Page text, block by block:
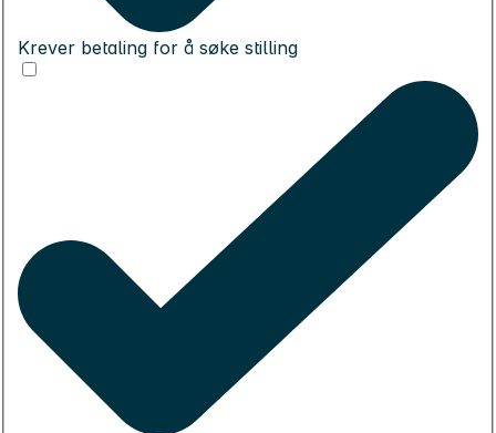
Krever betaling for å søke stilling